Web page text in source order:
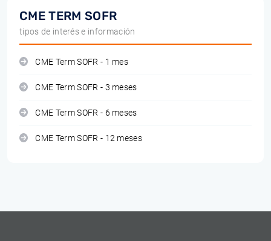
CME TERM SOFR
tipos de interés e información
CME Term SOFR - 1 mes
CME Term SOFR - 3 meses
CME Term SOFR - 6 meses
CME Term SOFR - 12 meses